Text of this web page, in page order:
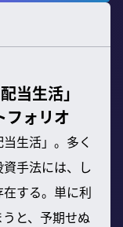
当生活」
フォリオ
生活」。多く
手法には、し
する。単に利
と、予期せぬ